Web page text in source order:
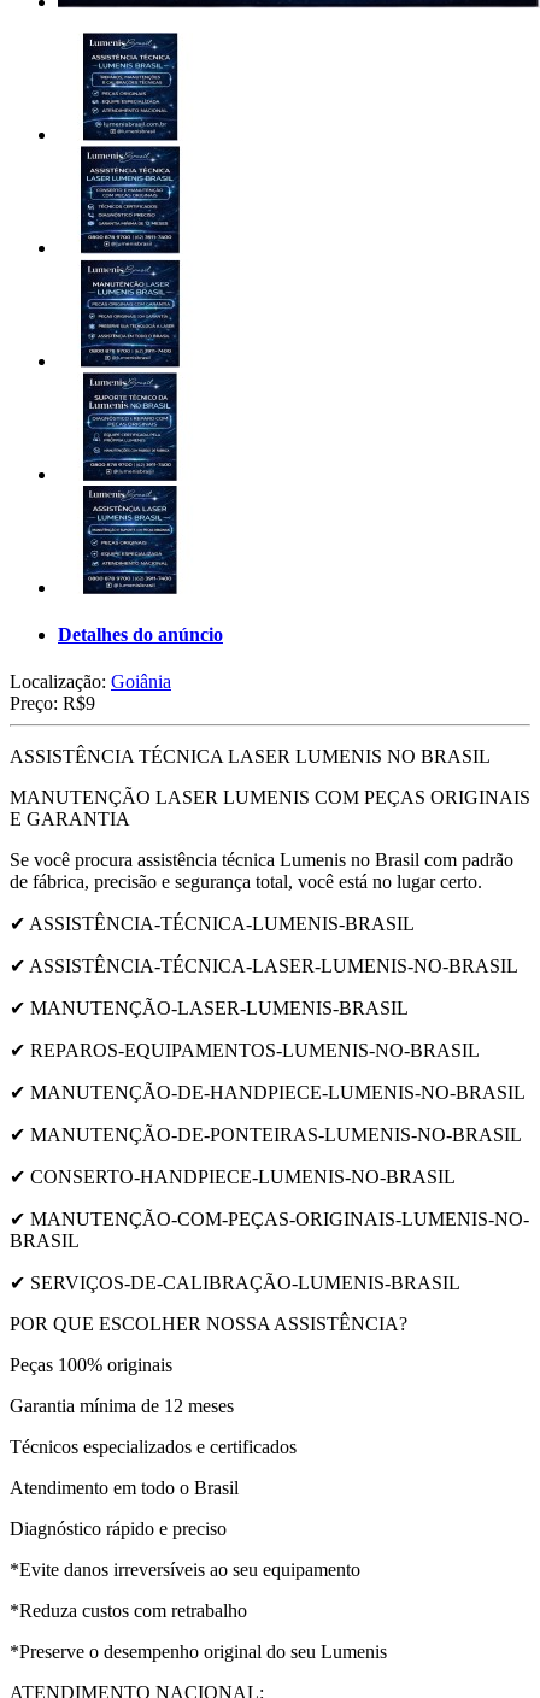
Detalhes do anúncio
Localização: Goiânia
Preço: R$9
ASSISTÊNCIA TÉCNICA LASER LUMENIS NO BRASIL
MANUTENÇÃO LASER LUMENIS COM PEÇAS ORIGINAIS
E GARANTIA
Se você procura assistência técnica Lumenis no Brasil com padrão
de fábrica, precisão e segurança total, você está no lugar certo.
✔ ASSISTÊNCIA-TÉCNICA-LUMENIS-BRASIL
✔ ASSISTÊNCIA-TÉCNICA-LASER-LUMENIS-NO-BRASIL
✔ MANUTENÇÃO-LASER-LUMENIS-BRASIL
✔ REPAROS-EQUIPAMENTOS-LUMENIS-NO-BRASIL
✔ MANUTENÇÃO-DE-HANDPIECE-LUMENIS-NO-BRASIL
✔ MANUTENÇÃO-DE-PONTEIRAS-LUMENIS-NO-BRASIL
✔ CONSERTO-HANDPIECE-LUMENIS-NO-BRASIL
✔ MANUTENÇÃO-COM-PEÇAS-ORIGINAIS-LUMENIS-NO-
BRASIL
✔ SERVIÇOS-DE-CALIBRAÇÃO-LUMENIS-BRASIL
POR QUE ESCOLHER NOSSA ASSISTÊNCIA?
Peças 100% originais
Garantia mínima de 12 meses
Técnicos especializados e certificados
Atendimento em todo o Brasil
Diagnóstico rápido e preciso
*Evite danos irreversíveis ao seu equipamento
*Reduza custos com retrabalho
*Preserve o desempenho original do seu Lumenis
ATENDIMENTO NACIONAL: